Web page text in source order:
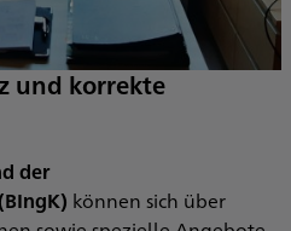
und korrekte
der
können sich über